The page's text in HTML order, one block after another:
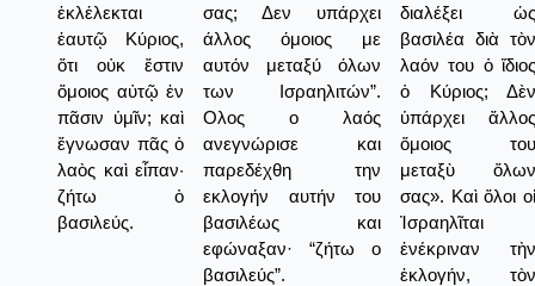
ἐκλέλεκται
ἑαυτῷ Κύριος,
ὅτι οὐκ ἔστιν
ὅμοιος αὐτῷ ἐν
πᾶσιν ὑμῖν; καὶ
ἔγνωσαν πᾶς ὁ
λαὸς καὶ εἶπαν·
ζήτω ὁ
βασιλεύς.
σας; Δεν υπάρχει
άλλος όμοιος με
αυτόν μεταξύ όλων
των Ισραηλιτών”.
Ολος ο λαός
ανεγνώρισε και
παρεδέχθη την
εκλογήν αυτήν του
βασιλέως και
εφώναξαν· “ζήτω ο
βασιλεύς”.
διαλέξει ὡς
βασιλέα διὰ τὸν
λαόν του ὁ ἴδιος
ὁ Κύριος; Δὲν
ὑπάρχει ἄλλος
ὅμοιος του
μεταξὺ ὅλων
σας». Καὶ ὅλοι οἱ
Ἰσραηλῖται
ἐνέκριναν τὴν
ἐκλογήν, τὸν